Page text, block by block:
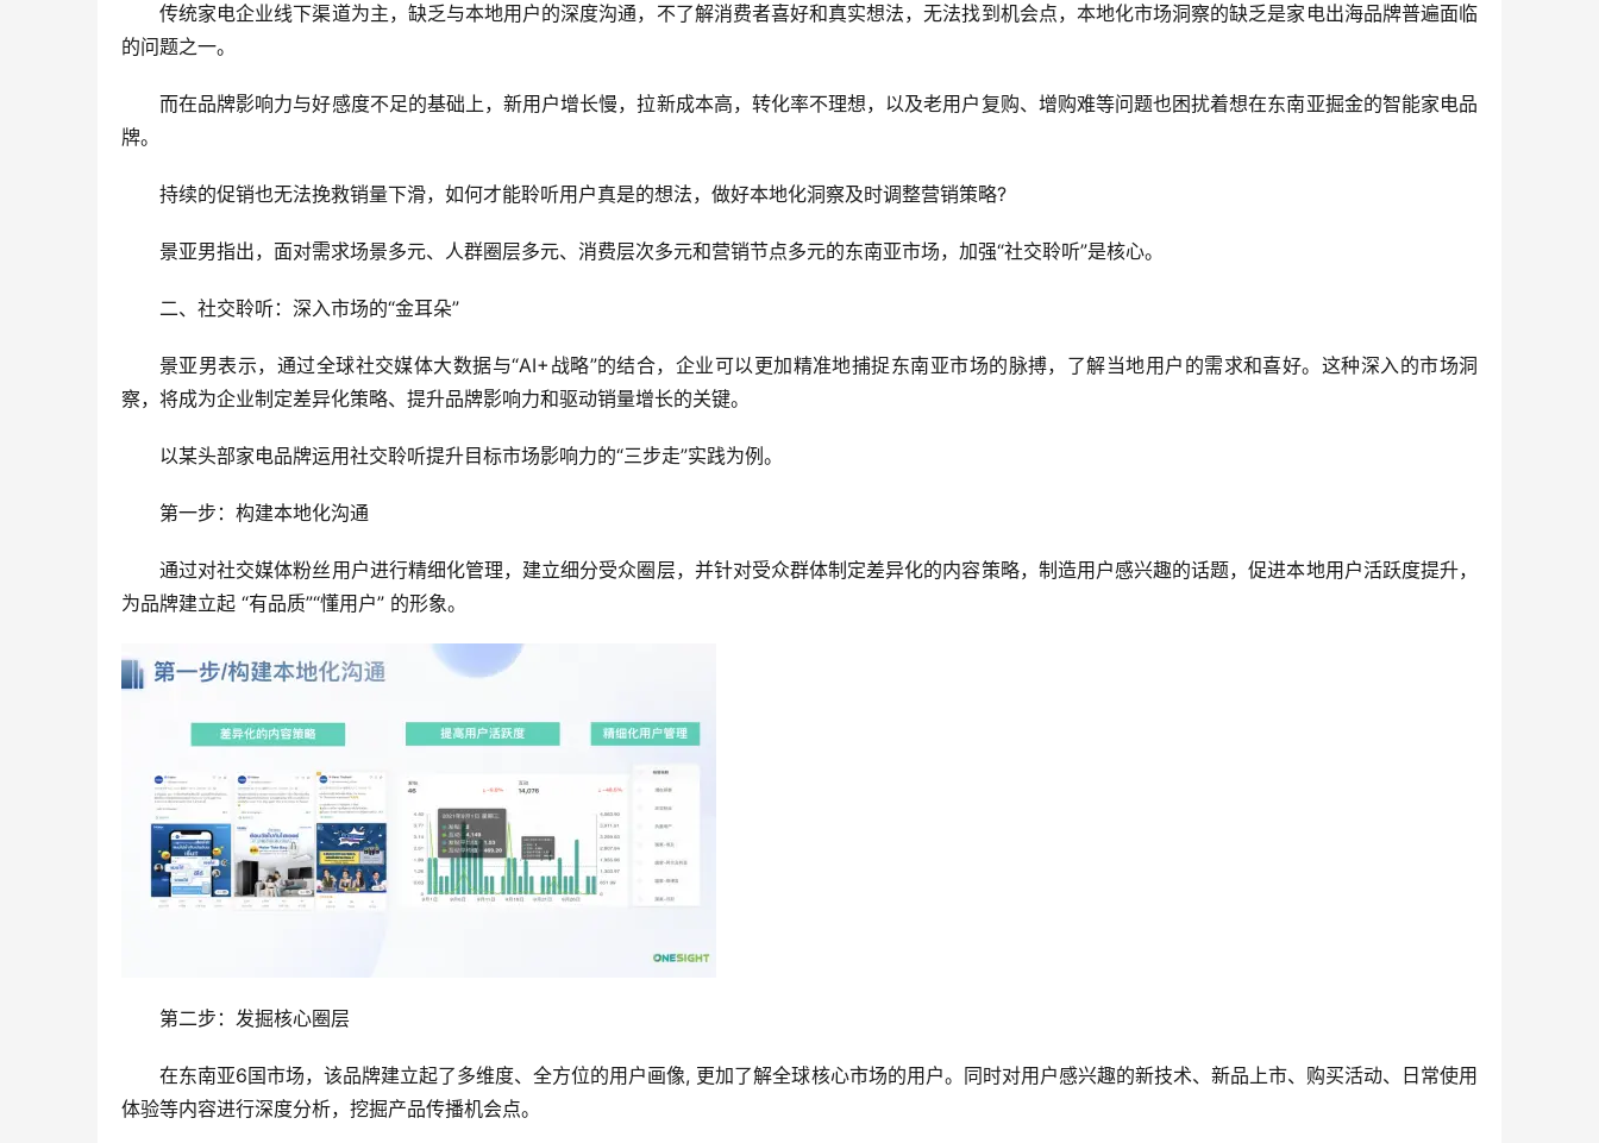
传统家电企业线下渠道为主，缺乏与本地用户的深度沟通，不了解消费者喜好和真实想法，无法找到机会点，本地化市场洞察的缺乏是家电出海品牌普遍面临
的问题之一。
而在品牌影响力与好感度不足的基础上，新用户增长慢，拉新成本高，转化率不理想，以及老用户复购、增购难等问题也困扰着想在东南亚掘金的智能家电品
牌。
持续的促销也无法挽救销量下滑，如何才能聆听用户真是的想法，做好本地化洞察及时调整营销策略?
景亚男指出，面对需求场景多元、人群圈层多元、消费层次多元和营销节点多元的东南亚市场，加强“社交聆听”是核心。
二、社交聆听：深入市场的“金耳朵”
景亚男表示，通过全球社交媒体大数据与“AI+战略”的结合，企业可以更加精准地捕捉东南亚市场的脉搏，了解当地用户的需求和喜好。这种深入的市场洞
察，将成为企业制定差异化策略、提升品牌影响力和驱动销量增长的关键。
以某头部家电品牌运用社交聆听提升目标市场影响力的“三步走”实践为例。
第一步：构建本地化沟通
通过对社交媒体粉丝用户进行精细化管理，建立细分受众圈层，并针对受众群体制定差异化的内容策略，制造用户感兴趣的话题，促进本地用户活跃度提升，
为品牌建立起 “有品质”“懂用户” 的形象。
第二步：发掘核心圈层
在东南亚6国市场，该品牌建立起了多维度、全方位的用户画像, 更加了解全球核心市场的用户。同时对用户感兴趣的新技术、新品上市、购买活动、日常使用
体验等内容进行深度分析，挖掘产品传播机会点。